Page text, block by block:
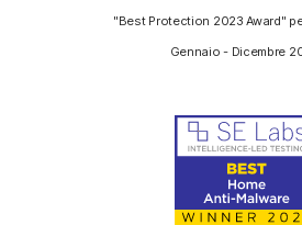
"Best Protection 2023 Award"
Gennaio - Dicembre